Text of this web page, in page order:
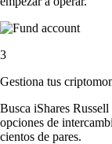
3
Gestiona tus
Busca iShares
opciones de
cientos de pares.